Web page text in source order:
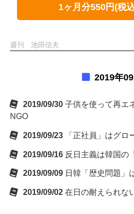
1ヶ月分550円(税
週刊 池田信夫
2019年09
2019/09/30 子供を使って再エ
NGO
2019/09/23 「正社員」はグロ
2019/09/16 反日主義は韓国の
2019/09/09 日韓「歴史問題」
2019/09/02 在日の耐えられな